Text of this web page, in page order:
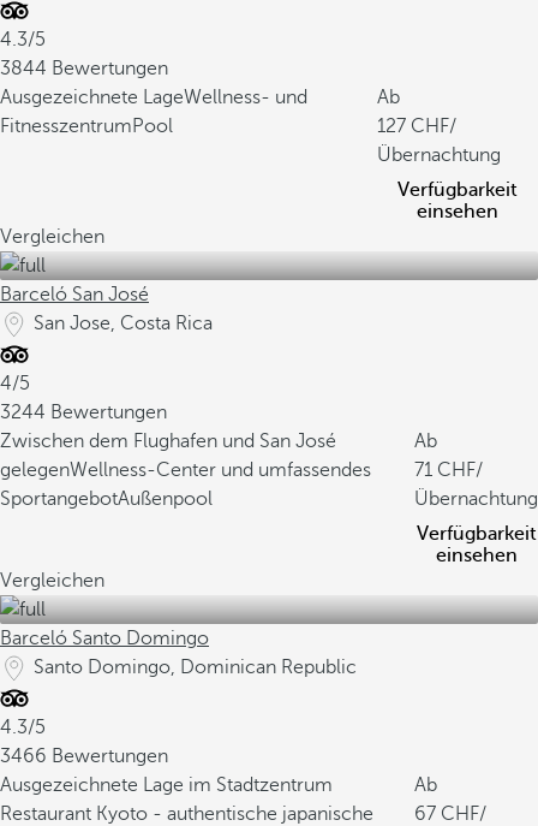
4.3/5
3844 Bewertungen
Ausgezeichnete LageWellness- und
FitnesszentrumPool
Ab
127
/
Übernachtung
Verfügbarkeit
einsehen
Vergleichen
Barceló San José
San Jose, Costa Rica
4/5
3244 Bewertungen
Zwischen dem Flughafen und San José
gelegenWellness-Center und umfassendes
SportangebotAußenpool
Ab
71
/
Übernachtung
Verfügbarkeit
einsehen
Vergleichen
Barceló Santo Domingo
Santo Domingo, Dominican Republic
4.3/5
3466 Bewertungen
Ausgezeichnete Lage im Stadtzentrum
Restaurant Kyoto - authentische japanische
Ab
67
/